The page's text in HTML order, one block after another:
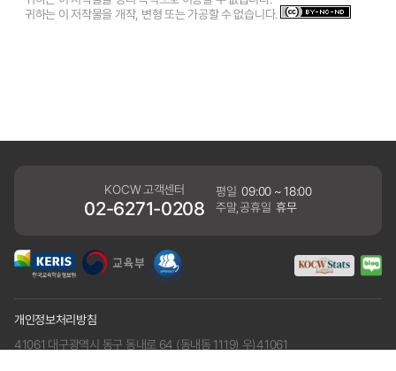
귀하는 이 저작물을 개작, 변형 또는 가공할 수 없습니다.
KOCW 고객센터
02-6271-0208
평일 09:00 ~ 18:00
주말,공휴일 휴무
개인정보처리방침
41061 대구광역시 동구 동내로 64 (동내동 1119) 우)41061